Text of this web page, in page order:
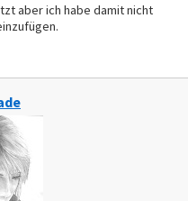
aber ich habe damit nicht